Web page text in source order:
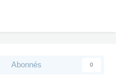
Abonnés 0